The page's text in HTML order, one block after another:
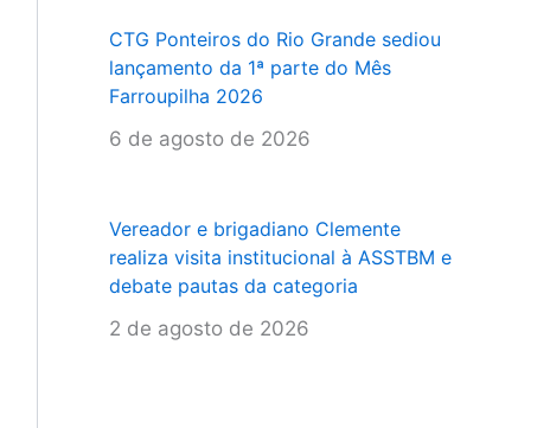
CTG Ponteiros do Rio Grande sediou
lançamento da 1ª parte do Mês
Farroupilha 2026
6 de agosto de 2026
Vereador e brigadiano Clemente
realiza visita institucional à ASSTBM e
debate pautas da categoria
2 de agosto de 2026